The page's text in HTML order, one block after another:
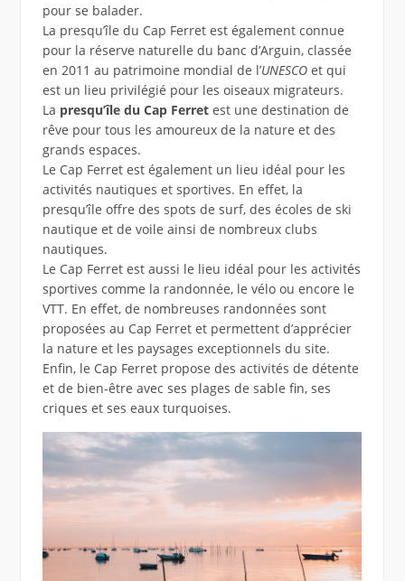
pour se balader.
La presqu’île du Cap Ferret est également connue
pour la réserve naturelle du banc d’Arguin, classée
en 2011 au patrimoine mondial de l’UNESCOet qui
est un lieu privilégié pour les oiseaux migrateurs.
La presqu’île du Cap Ferretest une destination de
rêve pour tous les amoureux de la nature et des
grands espaces.
Le Cap Ferret est également un lieu idéal pour les
activités nautiques et sportives. En effet, la
presqu’île offre des spots de surf, des écoles de ski
nautique et de voile ainsi de nombreux clubs
nautiques.
Le Cap Ferret est aussi le lieu idéal pour les activités
sportives comme la randonnée, le vélo ou encore le
VTT. En effet, de nombreuses randonnées sont
proposées au Cap Ferret et permettent d’apprécier
la nature et les paysages exceptionnels du site.
Enfin, le Cap Ferret propose des activités de détente
et de bien-être avec ses plages de sable fin, ses
criques et ses eaux turquoises.